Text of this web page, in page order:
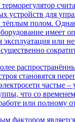
устройств для
тёплым полом.
имеет
эксплуатация или
становятся
частые –
что со
или полному
фактором